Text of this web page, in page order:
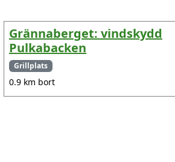
Grännaberget: vindskydd
Pulkabacken
Grillplats
0.9 km bort